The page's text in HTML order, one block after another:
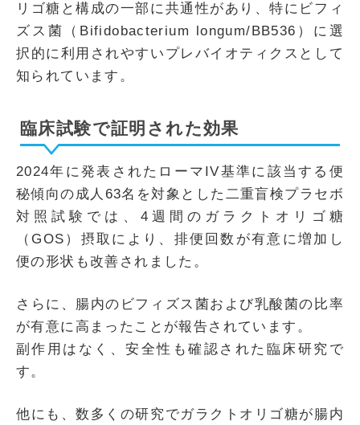
リゴ糖と構成の一部に共通性があり、特にビフィ
ズス菌（Bifidobacterium longum/BB536）に選
択的に利用されやすいプレバイオティクスとして
知られています。
臨床試験で証明された効果
2024年に発表されたローマIV基準に該当する便
秘傾向の成人63名を対象とした二重盲検プラセボ
対照試験では、4週間のガラクトオリゴ糖
（GOS）摂取により、排便回数が有意に増加し
便の形状も改善されました。
さらに、腸内のビフィズス菌および乳酸菌の比率
が有意に高まったことが報告されています。
副作用はなく、安全性も確認された臨床研究で
す。
他にも、数多くの研究でガラクトオリゴ糖が腸内